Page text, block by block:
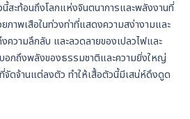
สะท้อนถึงโลกแห่งจินตนาการและพลังงานที่
ภาพเสือในท่วงท่าที่แสดงความสง่างามและ
ความลึกลับ และลวดลายของเปลวไฟและ
อกถึงพลังของธรรมชาติและความยิ่งใหญ่
จัดจ้านแต่ลงตัว ทำให้เสื้อตัวนี้มีเสน่ห์ดึงดูด